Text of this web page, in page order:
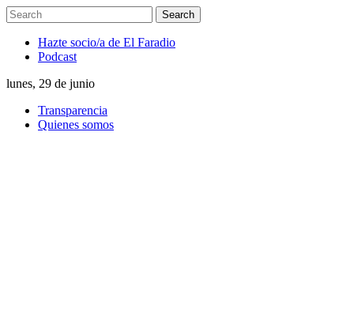
Hazte socio/a de El Faradio
Podcast
lunes, 29 de junio
Transparencia
Quienes somos